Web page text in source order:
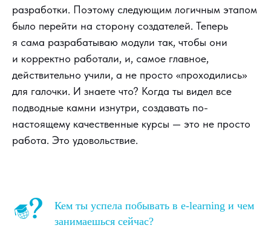
разработки. Поэтому следующим логичным этапом
было перейти на сторону создателей. Теперь
я сама разрабатываю модули так, чтобы они
и корректно работали, и, самое главное,
действительно учили, а не просто «проходились»
для галочки. И знаете что? Когда ты видел все
подводные камни изнутри, создавать по-
настоящему качественные курсы — это не просто
работа. Это удовольствие.
Кем ты успела побывать в e-learning и чем
занимаешься сейчас?